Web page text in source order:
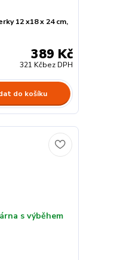
12 x18 x 24 cm,
389 Kč
321 Kčbez DPH
do košíku